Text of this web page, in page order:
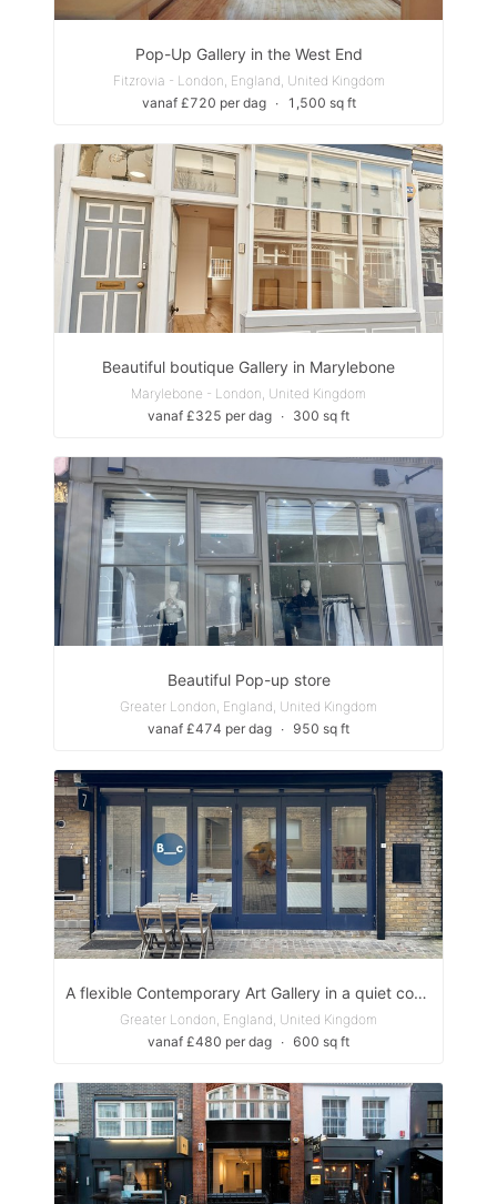
Pop-Up Gallery in the West End
Fitzrovia - London, England, United Kingdom
vanaf £720 per dag
∙ 1,500 sq ft
Beautiful boutique Gallery in Marylebone
Marylebone - London, United Kingdom
vanaf £325 per dag ∙ 300 sq ft
Beautiful Pop-up store
Greater London, England, United Kingdom
vanaf £474 per dag ∙ 950 sq ft
A flexible Contemporary Art Gallery in a quiet cobbled Notting Hill Mews
Greater London, England, United Kingdom
vanaf £480 per dag ∙ 600 sq ft